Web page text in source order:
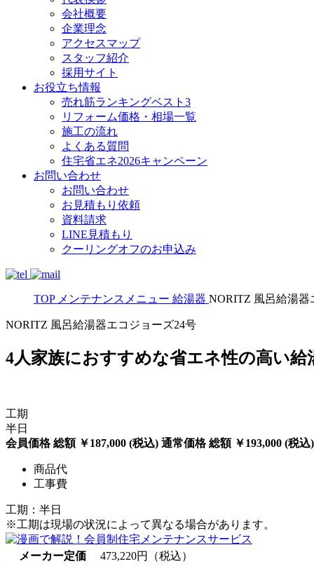
会社概要
企業理念
アクセスマップ
スタッフ紹介
採用サイト
お役立ち情報
売れ筋ランキングベスト3
リフォーム価格・相場一覧
施工の流れ
よくある質問
住宅省エネ2026キャンペーン
お問い合わせ
お問い合わせ
お見積もり依頼
資料請求
LINE見積もり
クーリングオフのお申込み
TOP メンテナンスメニュー 給湯器 NORITZ 風呂給湯器
NORITZ 風呂給湯器エコジョーズ24号
4人家族におすすめな省エネ性の高い給
工期
半日
会員価格 総額￥187,000 (税込) 通常価格 総額￥193,000 (税込)
商品代
工事費
工期：半日
※工期は現場の状況によって異なる場合があります。
メーカー定価 473,220円（税込）